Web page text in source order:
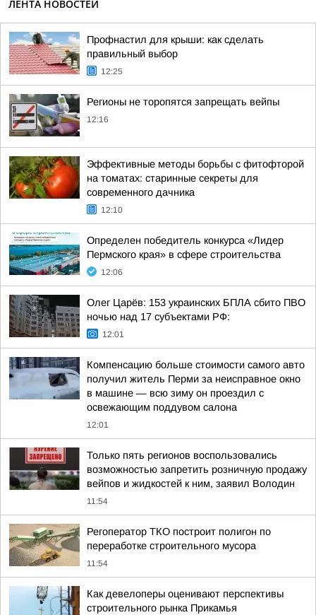
ЛЕНТА НОВОСТЕЙ
Профнастил для крыши: как сделать
правильный выбор
12:25
Регионы не торопятся запрещать вейпы
12:16
Эффективные методы борьбы с фитофторой
на томатах: старинные секреты для
современного дачника
12:10
Определен победитель конкурса «Лидер
Пермского края» в сфере строительства
12:06
Олег Царёв: 153 украинских БПЛА сбито ПВО
ночью над 17 субъектами РФ:
12:01
Компенсацию больше стоимости самого авто
получил житель Перми за неисправное окно
в машине — всю зиму он проездил с
освежающим поддувом салона
12:01
Только пять регионов воспользовались
возможностью запретить розничную продажу
вейпов и жидкостей к ним, заявил Володин
11:54
Регоператор ТКО построит полигон по
переработке строительного мусора
11:54
Как девелоперы оценивают перспективы
строительного рынка Прикамья